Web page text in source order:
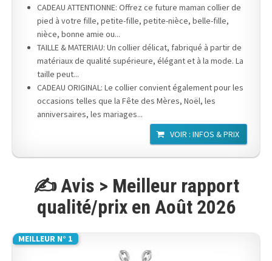
CADEAU ATTENTIONNE: Offrez ce future maman collier de
pied à votre fille, petite-fille, petite-nièce, belle-fille,
nièce, bonne amie ou...
TAILLE & MATERIAU: Un collier délicat, fabriqué à partir de
matériaux de qualité supérieure, élégant et à la mode. La
taille peut...
CADEAU ORIGINAL: Le collier convient également pour les
occasions telles que la Fête des Mères, Noël, les
anniversaires, les mariages...
VOIR : INFOS & PRIX
✍️ Avis > Meilleur rapport
qualité/prix en Août 2026
MEILLEUR N° 1